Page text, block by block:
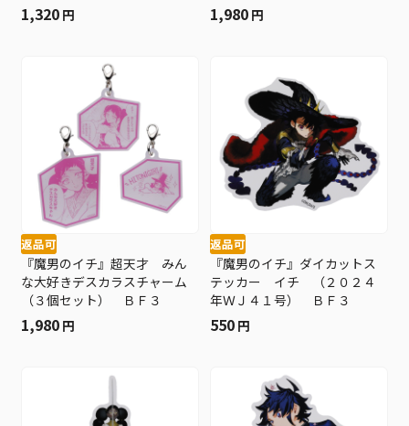
1,320 円 1,980 円
返品可
『魔男のイチ』超天才 みん
な大好きデスカラスチャーム
（３個セット） ＢＦ３
1,980 円
返品可
『魔男のイチ』ダイカットス
テッカー イチ （２０２４
年ＷＪ４１号） ＢＦ３
550 円